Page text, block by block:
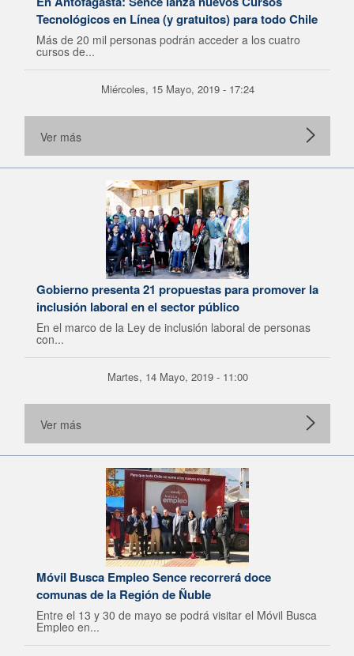
Tecnológicos en Línea (y gratuitos) para todo Chile
Más de 20 mil personas podrán acceder a los cuatro
cursos de...
Miércoles, 15 Mayo, 2019 - 17:24
Ver más
Gobierno presenta 21 propuestas para promover la
inclusión laboral en el sector público
En el marco de la Ley de inclusión laboral de personas
con...
Martes, 14 Mayo, 2019 - 11:00
Ver más
Móvil Busca Empleo Sence recorrerá doce
comunas de la Región de Ñuble
Entre el 13 y 30 de mayo se podrá visitar el Móvil Busca
Empleo en...